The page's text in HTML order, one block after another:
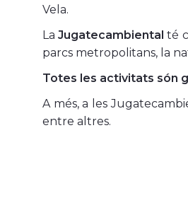
Vela.
LaJugatecambiental té
parcs metropolitans, la
Totes les activitats són
A més, a les
entre altres.